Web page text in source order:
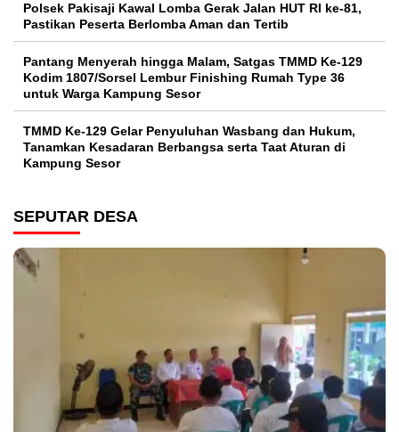
Polsek Pakisaji Kawal Lomba Gerak Jalan HUT RI ke-81,
Pastikan Peserta Berlomba Aman dan Tertib
Pantang Menyerah hingga Malam, Satgas TMMD Ke-129
Kodim 1807/Sorsel Lembur Finishing Rumah Type 36
untuk Warga Kampung Sesor
TMMD Ke-129 Gelar Penyuluhan Wasbang dan Hukum,
Tanamkan Kesadaran Berbangsa serta Taat Aturan di
Kampung Sesor
SEPUTAR DESA